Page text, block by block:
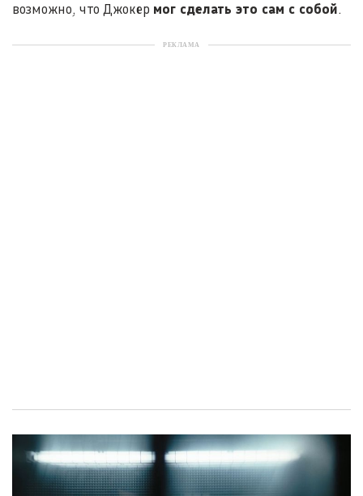
возможно, что Джокер мог сделать это сам с собой.
РЕКЛАМА